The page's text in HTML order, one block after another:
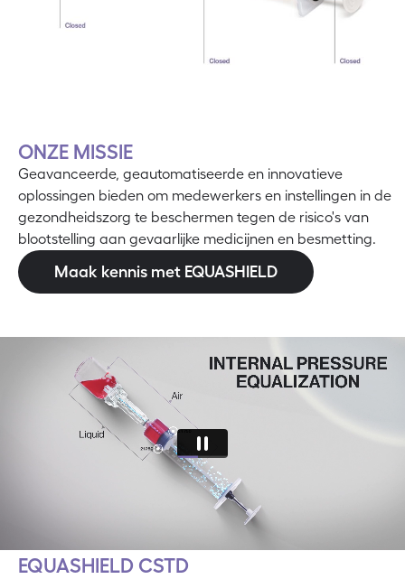
ONZE MISSIE
Geavanceerde, geautomatiseerde en innovatieve
oplossingen bieden om medewerkers en instellingen in de
gezondheidszorg te beschermen tegen de risico's van
blootstelling aan gevaarlijke medicijnen en besmetting.
Maak kennis met EQUASHIELD
EQUASHIELD CSTD